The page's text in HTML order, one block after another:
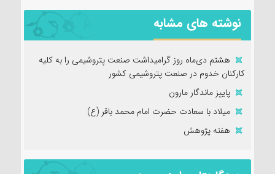
نوشته های مشابه
هشتم دی‌ماه روز گرامیداشت صنعت پتروشیمی را به کلیه
کارکنان خدوم در صنعت پتروشیمی کشور
پاییز ماندگار مارون
میلاد با سعادت حضرت امام محمد باقر (ع)
هفته پژوهش